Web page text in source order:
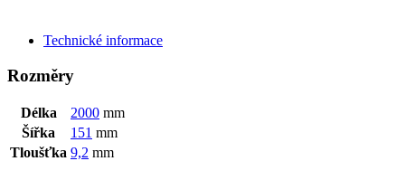
Technické informace
Rozměry
Délka 2000 mm
Šířka
151 mm
Tloušťka 9,2 mm